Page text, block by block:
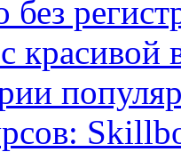
без
красивой